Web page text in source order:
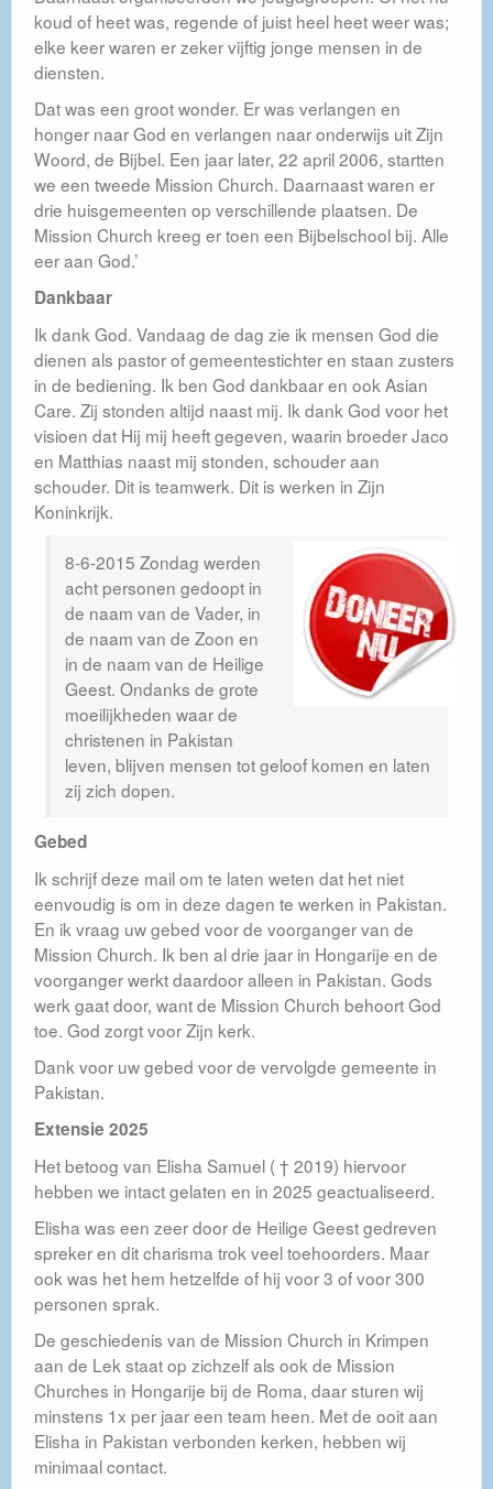
koud of heet was, regende of juist heel heet weer was;
elke keer waren er zeker vijftig jonge mensen in de
diensten.
Dat was een groot wonder. Er was verlangen en
honger naar God en verlangen naar onderwijs uit Zijn
Woord, de Bijbel. Een jaar later, 22 april 2006, startten
we een tweede Mission Church. Daarnaast waren er
drie huisgemeenten op verschillende plaatsen. De
Mission Church kreeg er toen een Bijbelschool bij. Alle
eer aan God.’
Dankbaar
Ik dank God. Vandaag de dag zie ik mensen God die
dienen als pastor of gemeentestichter en staan zusters
in de bediening. Ik ben God dankbaar en ook Asian
Care. Zij stonden altijd naast mij. Ik dank God voor het
visioen dat Hij mij heeft gegeven, waarin broeder Jaco
en Matthias naast mij stonden, schouder aan
schouder. Dit is teamwerk. Dit is werken in Zijn
Koninkrijk.
8-6-2015 Zondag werden
acht personen gedoopt in
de naam van de Vader, in
de naam van de Zoon en
in de naam van de Heilige
Geest. Ondanks de grote
moeilijkheden waar de
christenen in Pakistan
leven, blijven mensen tot geloof komen en laten
zij zich dopen.
Gebed
Ik schrijf deze mail om te laten weten dat het niet
eenvoudig is om in deze dagen te werken in Pakistan.
En ik vraag uw gebed voor de voorganger van de
Mission Church. Ik ben al drie jaar in Hongarije en de
voorganger werkt daardoor alleen in Pakistan. Gods
werk gaat door, want de Mission Church behoort God
toe. God zorgt voor Zijn kerk.
Dank voor uw gebed voor de vervolgde gemeente in
Pakistan.
Extensie 2025
Het betoog van Elisha Samuel ( † 2019) hiervoor
hebben we intact gelaten en in 2025 geactualiseerd.
Elisha was een zeer door de Heilige Geest gedreven
spreker en dit charisma trok veel toehoorders. Maar
ook was het hem hetzelfde of hij voor 3 of voor 300
personen sprak.
De geschiedenis van de Mission Church in Krimpen
aan de Lek staat op zichzelf als ook de Mission
Churches in Hongarije bij de Roma, daar sturen wij
minstens 1x per jaar een team heen. Met de ooit aan
Elisha in Pakistan verbonden kerken, hebben wij
minimaal contact.